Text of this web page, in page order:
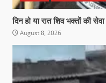
दिन हो या रात शिव भक्तों की
August 8, 2026